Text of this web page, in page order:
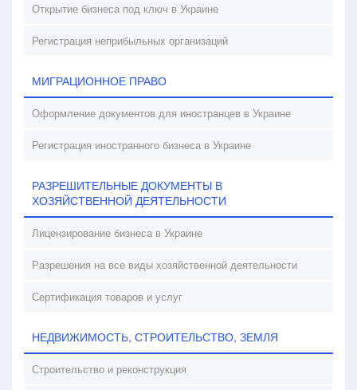
Открытие бизнеса под ключ в Украине
Регистрация неприбыльных организаций
МИГРАЦИОННОЕ ПРАВО
Оформление документов для иностранцев в Украине
Регистрация иностранного бизнеса в Украине
РАЗРЕШИТЕЛЬНЫЕ ДОКУМЕНТЫ В
ХОЗЯЙСТВЕННОЙ ДЕЯТЕЛЬНОСТИ
Лицензирование бизнеса в Украине
Разрешения на все виды хозяйственной деятельности
Сертификация товаров и услуг
НЕДВИЖИМОСТЬ, СТРОИТЕЛЬСТВО, ЗЕМЛЯ
Строительство и реконструкция